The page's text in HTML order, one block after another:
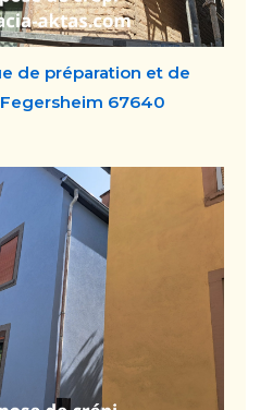
de préparation et de
67640